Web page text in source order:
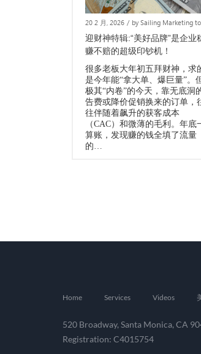
20 2 月, 2026 / by Sailing Marketing
迎财神特辑:“美好品牌”是企业
赚不赔的超级印钞机！
很多老板大年初五拜财神，求
是今年能“拿大单、爆巨量”。
极其“内卷”的今天，靠无底洞
告费或降价促销换来的订单，
往伴随着飙升的获客成本
（CAC）和微薄的毛利。年底
算账，发现赚的钱全填了流量
的…
Home Services Videos
520 Broadway, Santa Monica, CA
Registration: C4015754